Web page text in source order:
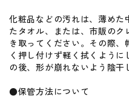
化粧品などの汚れは、薄めた
たタオル、または、市販の
き取ってください。その際
く押し付けず軽く拭くよう
の後、形が崩れないよう陰干
●保管方法について